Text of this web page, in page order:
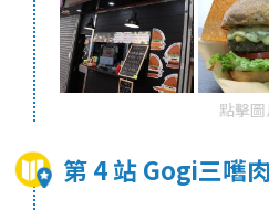
點擊
第 4 站 Gogi三嚿肉